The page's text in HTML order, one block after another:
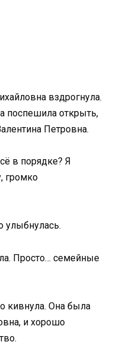
вздрогнула.
поспешила открыть,
Петровна.
в порядке? Я
громко
улыбнулась.
Просто… семейные
кивнула. Она была
и хорошо